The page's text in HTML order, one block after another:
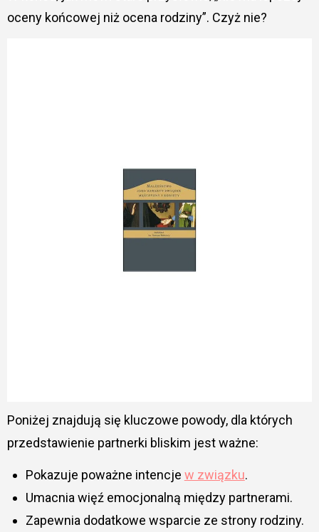
oceny końcowej niż ocena rodziny”. Czyż nie?
Poniżej znajdują się kluczowe powody, dla których
przedstawienie partnerki bliskim jest ważne:
Pokazuje poważne intencje w związku.
Umacnia więź emocjonalną między partnerami.
Zapewnia dodatkowe wsparcie ze strony rodziny.